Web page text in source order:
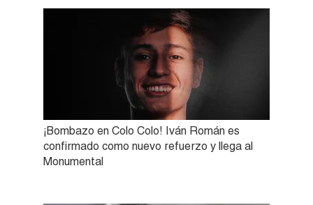
¡Bombazo en Colo Colo! Iván Román es
confirmado como nuevo refuerzo y llega al
Monumental